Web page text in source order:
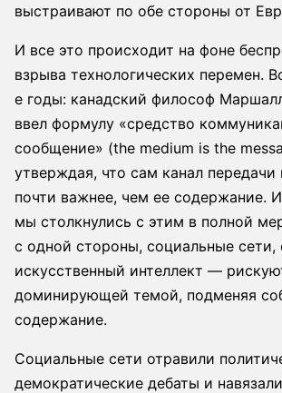
выстраивают по обе стороны от
И все это происходит на фоне
взрыва технологических перемен.
е годы: канадский философ
ввел формулу «средство
сообщение» (the medium is the
утверждая, что сам канал
почти важнее, чем ее содержание.
мы столкнулись с этим в полной
с одной стороны, социальные
искусственный интеллект —
доминирующей темой, подменяя
содержание.
Социальные сети отравили
демократические дебаты и навязали